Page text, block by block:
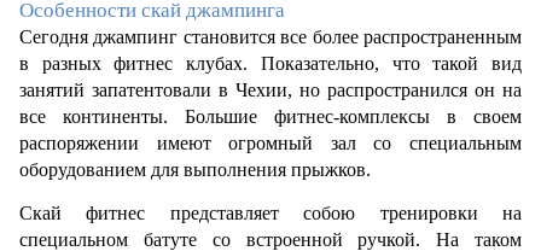
Особенности скай джампинга
Сегодня джампинг становится все более распространенным
в разных фитнес клубах. Показательно, что такой вид
занятий запатентовали в Чехии, но распространился он на
все континенты. Большие фитнес-комплексы в своем
распоряжении имеют огромный зал со специальным
оборудованием для выполнения прыжков.
Скай фитнес представляет собою тренировки на
специальном батуте со встроенной ручкой. На таком